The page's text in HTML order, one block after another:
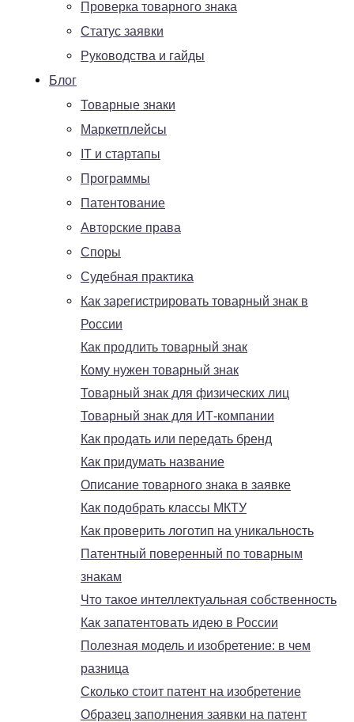
Проверка товарного знака
Статус заявки
Руководства и гайды
Блог
Товарные знаки
Маркетплейсы
IT и стартапы
Программы
Патентование
Авторские права
Споры
Судебная практика
Как зарегистрировать товарный знак в
России
Как продлить товарный знак
Кому нужен товарный знак
Товарный знак для физических лиц
Товарный знак для ИТ-компании
Как продать или передать бренд
Как придумать название
Описание товарного знака в заявке
Как подобрать классы МКТУ
Как проверить логотип на уникальность
Патентный поверенный по товарным
знакам
Что такое интеллектуальная собственность
Как запатентовать идею в России
Полезная модель и изобретение: в чем
разница
Сколько стоит патент на изобретение
Образец заполнения заявки на патент